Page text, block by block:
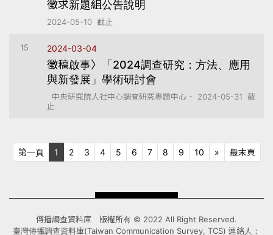
徵求新題組公告說明
2024-05-10 截止
15 2024-03-04
徵稿啟事〉「2024調查研究：方法、應用
與新發展」學術研討會
中央研究院人社中心調查研究專題中心 - 2024-05-31 截
止
第一頁第一頁
1 2 3 4 5 6 7 8 9 10 »下十頁
最末頁最
傳播調查資料庫 版權所有 © 2022 All Right Reserved.
臺灣傳播調查資料庫(Taiwan Communication Survey, TCS) 連絡人：